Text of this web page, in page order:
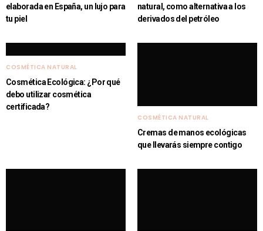
elaborada en España, un lujo para
tu piel
natural, como alternativa a los
derivados del petróleo
COSMÉTICA NATURAL
Cosmética Ecológica: ¿Por qué
debo utilizar cosmética
certificada?
COSMÉTICA NATURAL
Cremas de manos ecológicas
que llevarás siempre contigo